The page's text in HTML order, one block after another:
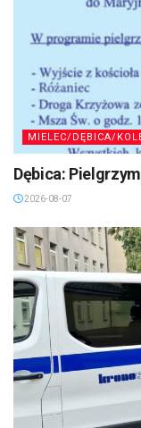
MIELEC/DĘBICA/
Dębica:
2026-08-07